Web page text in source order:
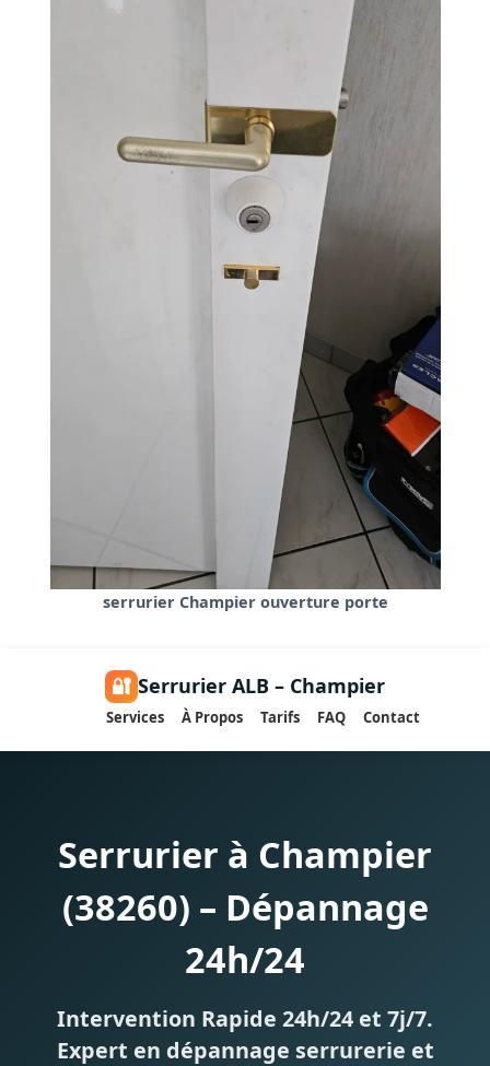
serrurier Champier ouverture porte
🔐 Serrurier ALB – Champier
Services À Propos Tarifs FAQ Contact
Serrurier à Champier
(38260) – Dépannage
24h/24
Intervention Rapide 24h/24 et 7j/7.
Expert en dépannage serrurerie et